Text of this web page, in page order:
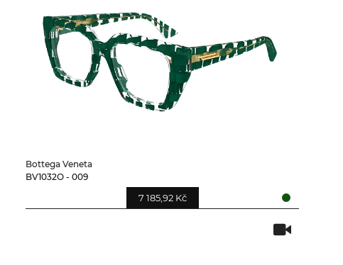
Bottega Veneta
BV1032O - 009
7 185,92 Kč